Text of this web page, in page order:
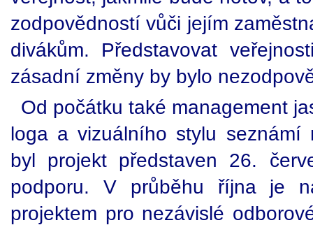
zodpovědností vůči jejím
divákům. Představovat
zásadní změny by bylo
Od počátku také management
loga a vizuálního stylu seznámí
byl projekt představen 26.
podporu. V průběhu října je
projektem pro nezávislé